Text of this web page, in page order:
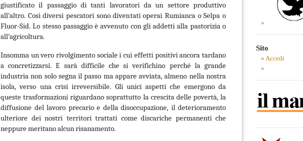
giustificato il passaggio di tanti lavoratori da un settore produttivo
all’altro. Così diversi pescatori sono diventati operai Rumianca o Selpa o
Fluor-Sid. Lo stesso passaggio è avvenuto con gli addetti alla pastorizia o
all’agricoltura.
Insomma un vero rivolgimento sociale i cui effetti positivi ancora tardano
a concretizzarsi. E sarà difficile che si verifichino perché la grande
industria non solo segna il passo ma appare avviata, almeno nella nostra
isola, verso una crisi irreversibile. Gli unici aspetti che emergono da
queste trasformazioni riguardano soprattutto la crescita delle povertà, la
diffusione del lavoro precario e della disoccupazione, il deterioramento
ulteriore dei nostri territori trattati come discariche permanenti che
neppure meritano alcun risanamento.
Sito
Accedi